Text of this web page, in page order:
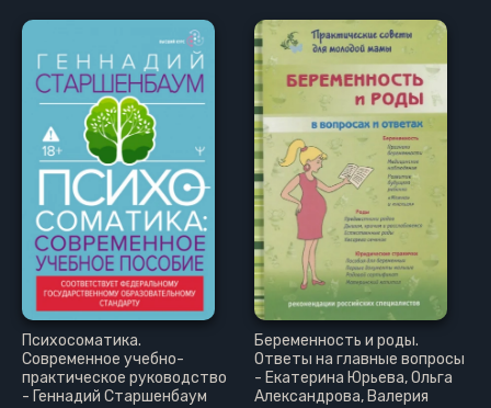
Психосоматика.
Современное учебно-
практическое руководство
- Геннадий Старшенбаум
Беременность и роды.
Ответы на главные вопросы
- Екатерина Юрьева, Ольга
Александрова, Валерия